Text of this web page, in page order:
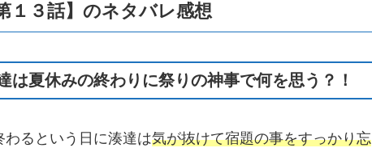
１３話】のネタバレ感想
夏休みの終わりに祭りの神事で何を思う？！
るという日に湊達は気が抜けて宿題の事をすっかり忘